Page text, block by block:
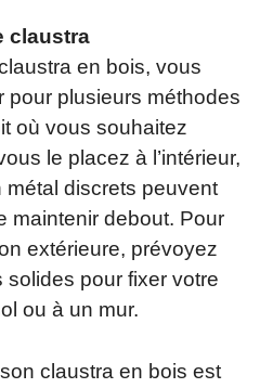
claustra
en bois, vous
pour plusieurs méthodes
où vous souhaitez
le placez à l’intérieur,
métal discrets peuvent
maintenir debout. Pour
extérieure, prévoyez
solides pour fixer votre
ou à un mur.
claustra en bois est